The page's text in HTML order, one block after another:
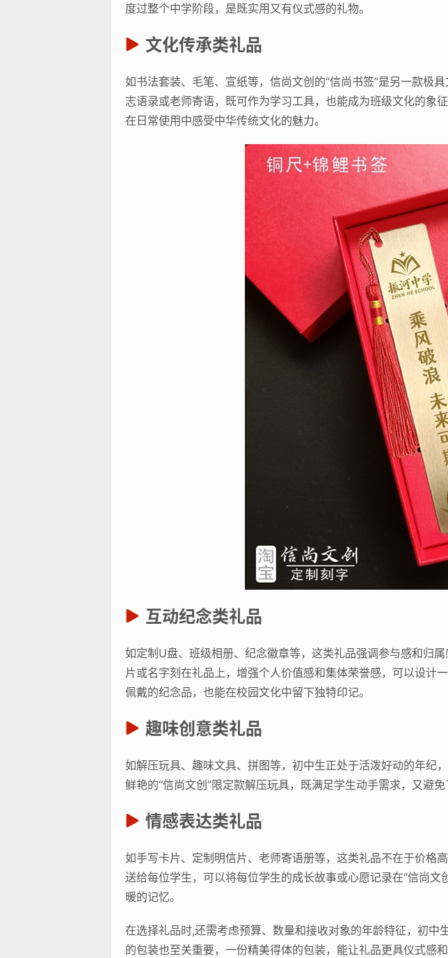
度过整个中学阶段，是既实用又有仪式感的礼物。
文化传承类礼品
如书法套装、毛笔、宣纸等，信尚文创的“信尚书签”是另一款极
志语录或老师寄语，既可作为学习工具，也能成为班级文化的象
在日常使用中感受中华传统文化的魅力。
互动纪念类礼品
如定制U盘、班级相册、纪念徽章等，这类礼品强调参与感和归
片或名字刻在礼品上，增强个人价值感和集体荣誉感，可以设计
佩戴的纪念品，也能在校园文化中留下独特印记。
趣味创意类礼品
如解压玩具、趣味文具、拼图等，初中生正处于活泼好动的年纪
鲜艳的“信尚文创”限定款解压玩具，既满足学生动手需求，又避
情感表达类礼品
如手写卡片、定制明信片、老师寄语册等，这类礼品不在于价格
送给每位学生，可以将每位学生的成长故事或心愿记录在“信尚
暖的记忆。
在选择礼品时,还需考虑预算、数量和接收对象的年龄特征，初
的包装也至关重要，一份精美得体的包装，能让礼品更具仪式感和